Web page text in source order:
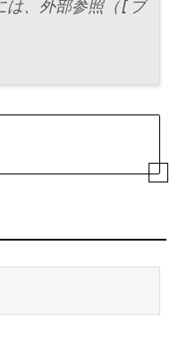
は、外部参照（[ブ